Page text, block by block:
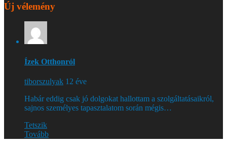
Új vélemény
Ízek Otthonról
tiborszulyak 12 éve
Habár eddig csak jó dolgokat hallottam a szolgáltatásaikról,
sajnos személyes tapasztalatom során mégis…
Tetszik
Tovább